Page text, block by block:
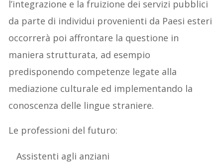
l’integrazione e la fruizione dei servizi pubblici
da parte di individui provenienti da Paesi esteri
occorrerà poi affrontare la questione in
maniera strutturata, ad esempio
predisponendo competenze legate alla
mediazione culturale ed implementando la
conoscenza delle lingue straniere.
Le professioni del futuro:
Assistenti agli anziani